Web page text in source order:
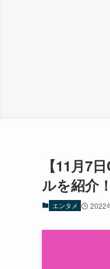
【11月7
ルを紹介！
エンタメ 2022